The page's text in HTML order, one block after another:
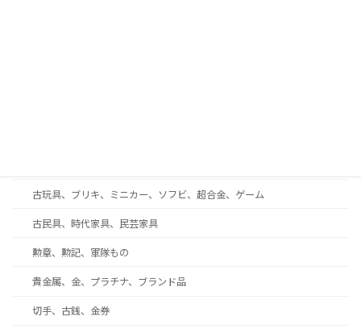
古玩具、ブリキ、ミニカー、ソフビ、超合金、ゲーム
古民具、時代家具、民芸家具
勲章、勲記、軍隊もの
貴金属、金、プラチナ、ブランド品
切手、古銭、金券